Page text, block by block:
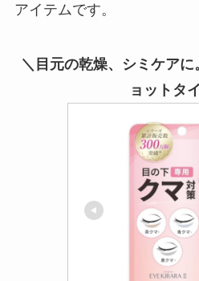
アイテムです。
＼目元の乾燥、シミケア
ョットタ